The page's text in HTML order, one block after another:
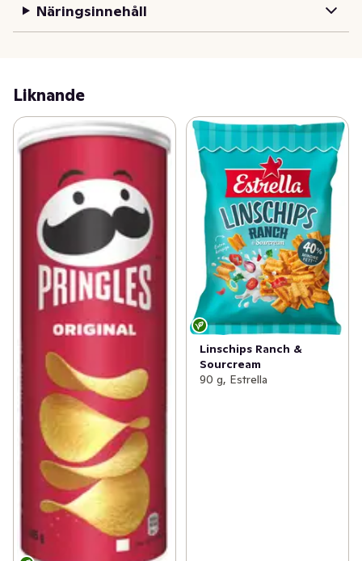
Näringsinnehåll
Liknande
Linschips Ranch &
Sourcream
90 g, Estrella